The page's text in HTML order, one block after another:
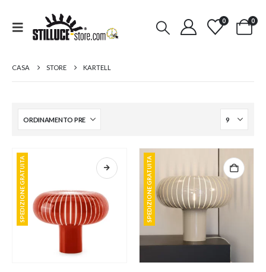
0 0
CASA STORE KARTELL
SPEDIZIONE GRATUITA SPEDIZIONE GRATUITA